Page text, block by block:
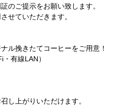
のご提示をお願い致します。
せていただきます。
ル挽きたてコーヒーをご用意！
有線LAN）
し上がりいただけます。